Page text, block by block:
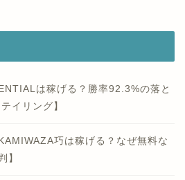
は稼げる？勝率92.3%の落と
イリング】
巧は稼げる？なぜ無料な
】